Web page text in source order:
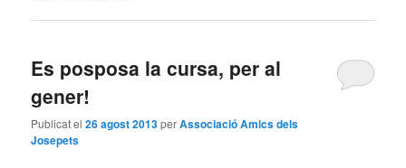
Es posposa la cursa, per al
gener!
Publicat el26 agost 2013perAssociació Amics dels
Josepets